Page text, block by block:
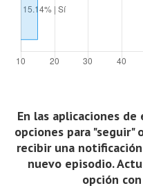
En las aplicaciones
opciones para "seguir"
recibir una
nuevo episodio.
opción